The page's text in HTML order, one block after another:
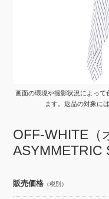
画面の環境や撮影状況によって
ます。返品の対象に
OFF-WHITE（
ASYMMETRIC
販売価格 （税別）